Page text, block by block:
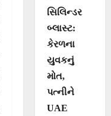
સિલિન્ડર
બ્લાસ્ટ:
કેરળના
યુવકનું
મોત,
પત્નીને
UAE